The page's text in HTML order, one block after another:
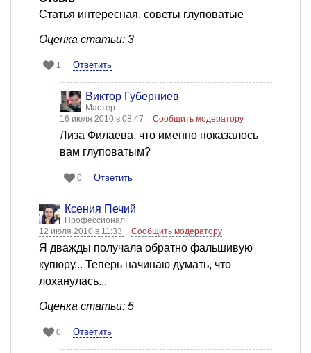
Статья интересная, советы глуповатые
Оценка статьи: 3
1 Ответить
Виктор Губерниев
Мастер
16 июля 2010 в 08:47
Сообщить модератору
Лиза Филаева, что именно показалось
вам глуповатым?
0 Ответить
Ксения Печий
Профессионал
12 июля 2010 в 11:33
Сообщить модератору
Я дважды получала обратно фальшивую
купюру... Теперь начинаю думать, что
лоханулась...
Оценка статьи: 5
0 Ответить